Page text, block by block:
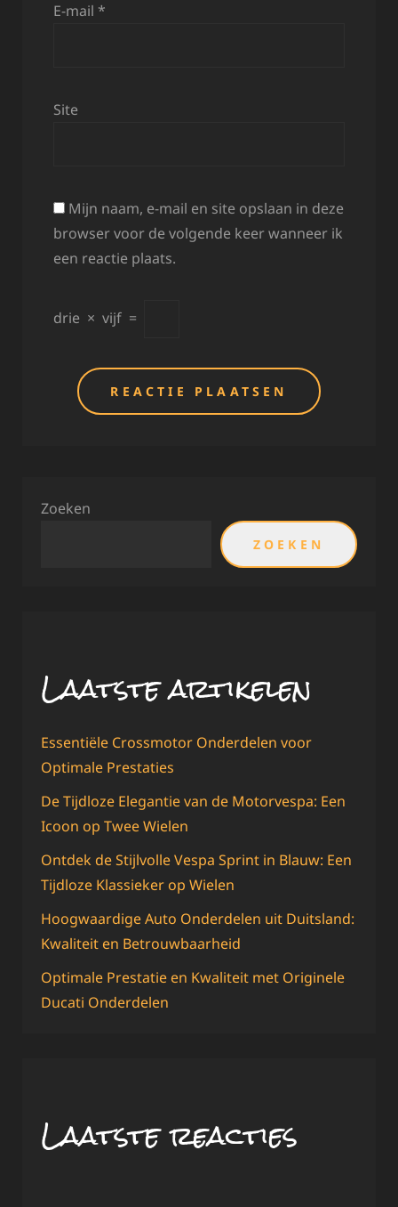
E-mail *
Site
Mijn naam, e-mail en site opslaan in deze
browser voor de volgende keer wanneer ik
een reactie plaats.
drie × vijf =
Zoeken
ZOEKEN
Laatste artikelen
Essentiële Crossmotor Onderdelen voor
Optimale Prestaties
De Tijdloze Elegantie van de Motorvespa: Een
Icoon op Twee Wielen
Ontdek de Stijlvolle Vespa Sprint in Blauw: Een
Tijdloze Klassieker op Wielen
Hoogwaardige Auto Onderdelen uit Duitsland:
Kwaliteit en Betrouwbaarheid
Optimale Prestatie en Kwaliteit met Originele
Ducati Onderdelen
Laatste reacties